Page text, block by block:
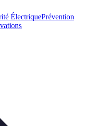
ÉlectriquePrévention